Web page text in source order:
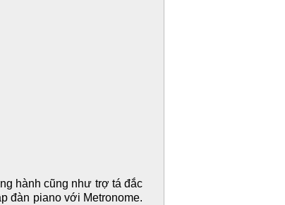
hành cũng như trợ tá đắc
đàn piano với Metronome.